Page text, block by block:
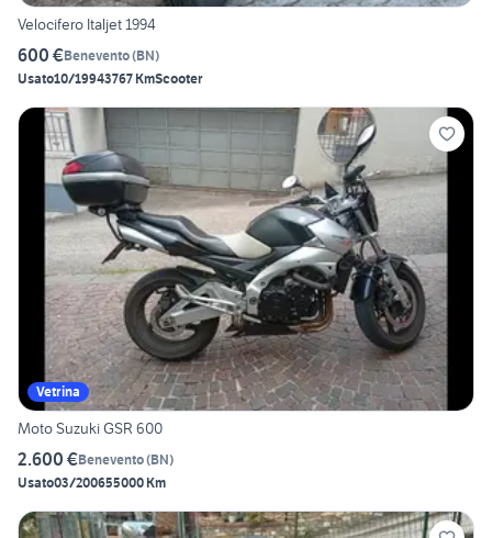
Velocifero Italjet 1994
600 €Benevento(BN)
Usato10/19943767 KmScooter
Vetrina
Moto Suzuki GSR 600
2.600 €Benevento(BN)
Usato03/200655000 Km